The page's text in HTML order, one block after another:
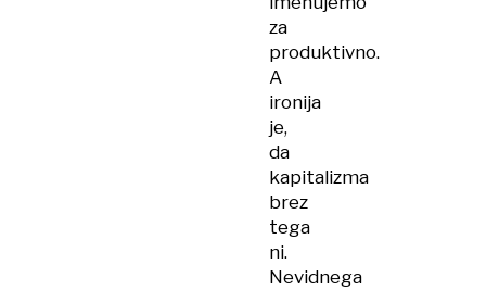
za
produktivno.
A
ironija
je,
da
kapitalizma
brez
tega
ni.
Nevidnega